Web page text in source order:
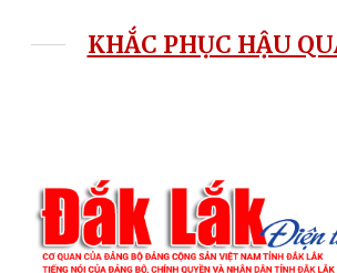
KHẮC PHỤC HẬU